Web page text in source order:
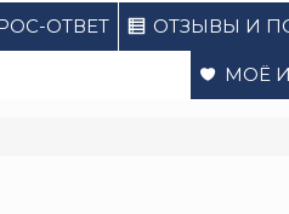
ОТВЕТ ОТЗЫВЫ И
МОЁ